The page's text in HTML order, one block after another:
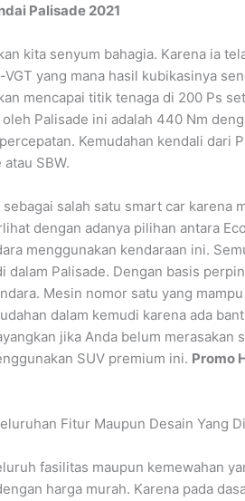
Palisade 2021
kita senyum bahagia. Karena ia
yang mana hasil kubikasinya
mencapai titik tenaga di 200 Ps
Palisade ini adalah 440 Nm
Kemudahan kendali dari
SBW.
salah satu smart car karena
dengan adanya pilihan antara
menggunakan kendaraan ini.
Palisade. Dengan basis
Mesin nomor satu yang
dalam kemudi karena ada
jika Anda belum merasakan
SUV premium ini. Promo
Fitur Maupun Desain Yang
fasilitas maupun kemewahan
harga murah. Karena pada